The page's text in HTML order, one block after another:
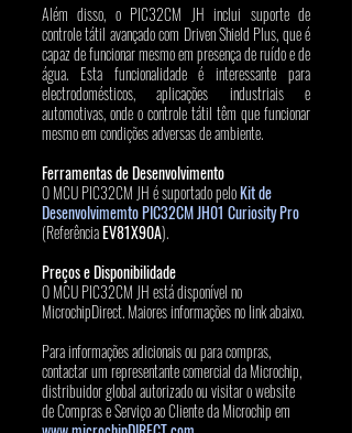
Além disso, o PIC32CM JH inclui suporte de
controle tátil avançado com Driven Shield Plus, que é
capaz de funcionar mesmo em presença de ruído e de
água. Esta funcionalidade é interessante para
electrodomésticos, aplicações industriais e
automotivas, onde o controle tátil têm que funcionar
mesmo em condições adversas de ambiente.
Ferramentas de Desenvolvimento
O MCU PIC32CM JH é suportado pelo Kit de
Desenvolvimemto PIC32CM JH01 Curiosity Pro
(Referência EV81X90A).
Preços e Disponibilidade
O MCU PIC32CM JH está disponível no
MicrochipDirect. Maiores informações no link abaixo.
Para informações adicionais ou para compras,
contactar um representante comercial da Microchip,
distribuidor global autorizado ou visitar o website
de Compras e Serviço ao Cliente da Microchip em